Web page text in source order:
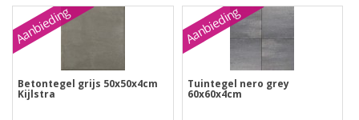
Aanbieding
Betontegel grijs 50x50x4cm
Kijlstra
Aanbieding
Tuintegel nero grey
60x60x4cm